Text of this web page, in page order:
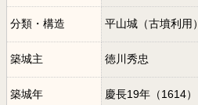
分類・構造 平山城（古墳利用）
築城主 徳川秀忠
築城年 慶長19年（1614）